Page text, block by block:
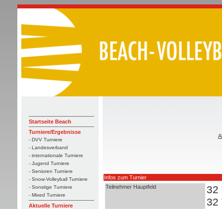
Startseite Beach
Turniere/Ergebnisse
- DVV Turniere
- Landesverband
- internationale Turniere
- Jugend Turniere
- Senioren Turniere
- Snow-Volleyball Turniere
- Sonstige Turniere
- Mixed Turniere
Aktuelle Turniere
Infos zum Turnier
Teilnehmer Hauptfeld
32
32